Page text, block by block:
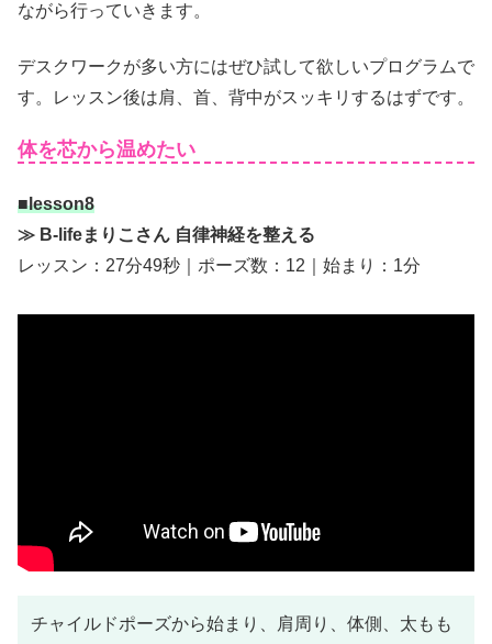
ながら行っていきます。
デスクワークが多い方にはぜひ試して欲しいプログラムで
す。レッスン後は肩、首、背中がスッキリするはずです。
体を芯から温めたい
■lesson8
≫ B-lifeまりこさん 自律神経を整える
レッスン：27分49秒｜ポーズ数：12｜始まり：1分
チャイルドポーズから始まり、肩周り、体側、太もも